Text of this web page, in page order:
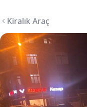
Kiralık Araç